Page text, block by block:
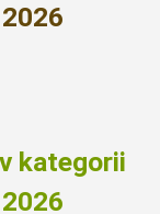
kategorii